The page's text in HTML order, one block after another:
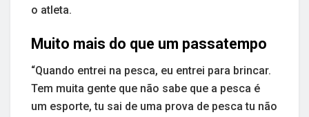
o atleta.
Muito mais do que um passatempo
“Quando entrei na pesca, eu entrei para brincar.
Tem muita gente que não sabe que a pesca é
um esporte, tu sai de uma prova de pesca tu não